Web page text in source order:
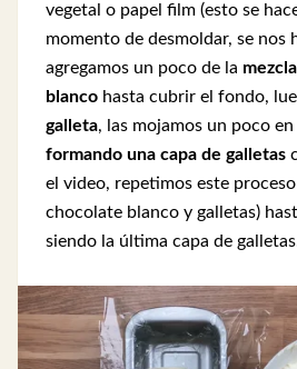
vegetal o papel film (esto se
momento de desmoldar, se nos
agregamos un poco de la
blanco hasta cubrir el fondo,
galleta, las mojamos un poco en
formando una capa de galletas
el video, repetimos este
chocolate blanco y galletas)
siendo la última capa de